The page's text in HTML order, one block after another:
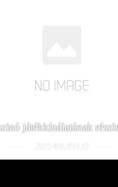
játékkínálatának